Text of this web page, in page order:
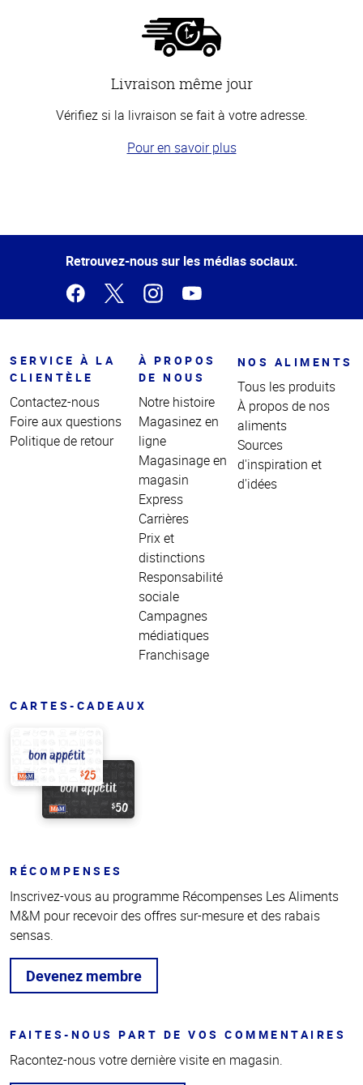
Livraison même jour
Vérifiez si la livraison se fait à votre adresse.
Pour en savoir plus
de la
Retrouvez-nous sur les médias sociaux.
SERVICE À LA
CLIENTÈLE
Contactez-nous
Foire aux questions
Politique de retour
À PROPOS
DE NOUS
Notre histoire
Magasinez en
ligne
Magasinage en
magasin
Express
Carrières
Prix et
distinctions
Responsabilité
sociale
Campagnes
médiatiques
Franchisage
NOS ALIMENTS
Tous les produits
À propos de nos
aliments
Sources
d'inspiration et
d'idées
CARTES-CADEAUX
RÉCOMPENSES
Inscrivez-vous au programme Récompenses Les Aliments
M&M pour recevoir des offres sur-mesure et des rabais
sensas.
Devenez membre
FAITES-NOUS PART DE VOS COMMENTAIRES
Racontez-nous votre dernière visite en magasin.